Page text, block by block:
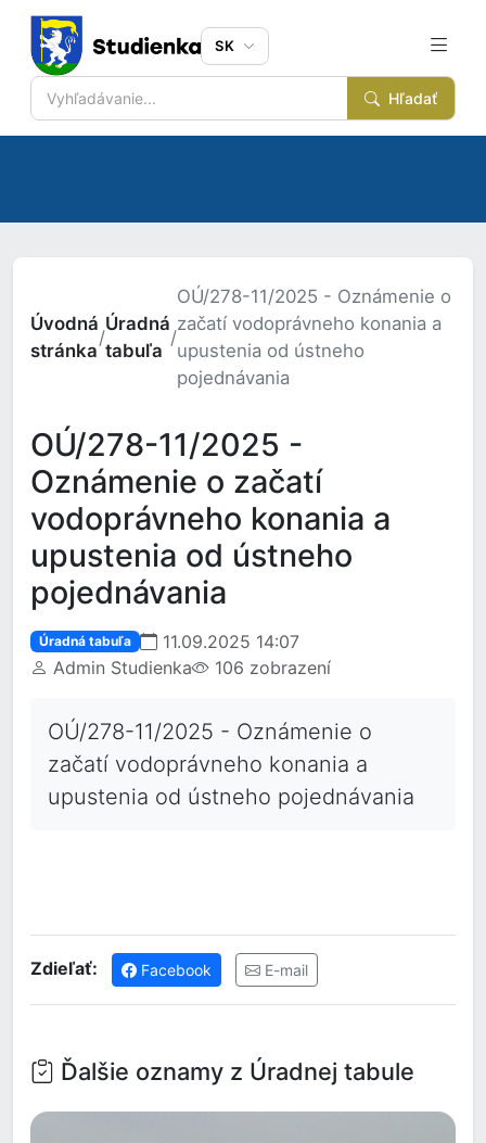
Hľadať
SK
Úvodná
stránka
/
Úradná
tabuľa
/
OÚ/278-11/2025 - Oznámenie o
začatí vodoprávneho konania a
upustenia od ústneho
pojednávania
OÚ/278-11/2025 -
Oznámenie o začatí
vodoprávneho konania a
upustenia od ústneho
pojednávania
Úradná tabuľa
11.09.2025 14:07
Admin Studienka
106 zobrazení
OÚ/278-11/2025 - Oznámenie o
začatí vodoprávneho konania a
upustenia od ústneho pojednávania
Zdieľať: Facebook E-mail
Ďalšie oznamy z Úradnej tabule